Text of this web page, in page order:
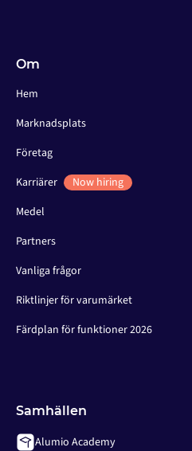
Om
Hem
Marknadsplats
Företag
Karriärer
Now hiring
Medel
Partners
Vanliga frågor
Riktlinjer för varumärket
Färdplan för funktioner 2026
Samhällen
Alumio Academy